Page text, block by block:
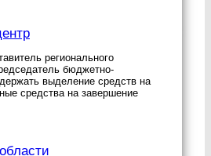
регионального
бюджетно-
выделение средств на
средства на завершение